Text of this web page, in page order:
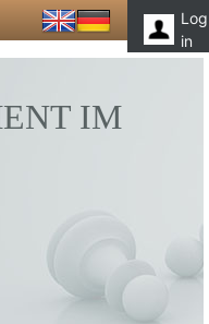
Log
in
IM